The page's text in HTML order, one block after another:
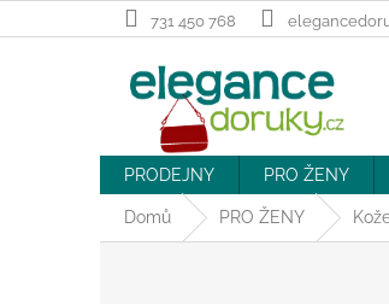
na
731 450 768
PRODEJNY PRO ŽENY
Domů PRO ŽENY